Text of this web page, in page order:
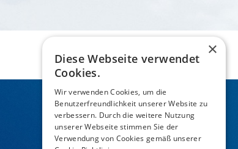
×
Diese Webseite verwendet
Cookies.
Wir verwenden Cookies, um die
Benutzerfreundlichkeit unserer Website zu
verbessern. Durch die weitere Nutzung
unserer Webseite stimmen Sie der
Verwendung von Cookies gemäß unserer